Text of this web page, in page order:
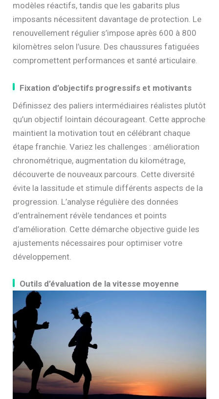
modèles réactifs, tandis que les gabarits plus
imposants nécessitent davantage de protection. Le
renouvellement régulier s’impose après 600 à 800
kilomètres selon l’usure. Des chaussures fatiguées
compromettent performances et santé articulaire.
Fixation d’objectifs progressifs et motivants
Définissez des paliers intermédiaires réalistes plutôt
qu’un objectif lointain décourageant. Cette approche
maintient la motivation tout en célébrant chaque
étape franchie. Variez les challenges : amélioration
chronométrique, augmentation du kilométrage,
découverte de nouveaux parcours. Cette diversité
évite la lassitude et stimule différents aspects de la
progression. L’analyse régulière des données
d’entraînement révèle tendances et points
d’amélioration. Cette démarche objective guide les
ajustements nécessaires pour optimiser votre
développement.
Outils d’évaluation de la vitesse moyenne